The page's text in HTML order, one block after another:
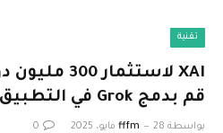
تقنية
قم بدمج Grok في التطبيق
بواسطة fffm 28 مايو، 2025 0